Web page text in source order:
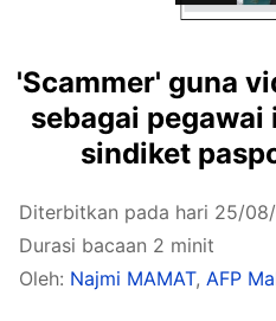
'Scammer' guna
sebagai pegawai
sindiket
Diterbitkan pada hari 25/
Durasi bacaan 2 minit
Oleh: Najmi MAMAT, AFP